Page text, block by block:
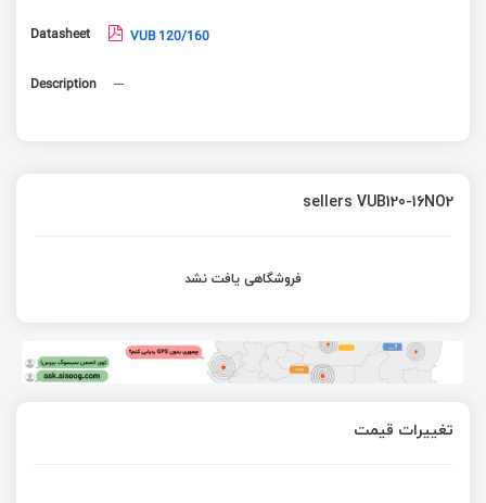
Datasheet VUB 120/160
Description ---
sellers VUB120-16NO2
فروشگاهی یافت نشد
تغییرات قیمت